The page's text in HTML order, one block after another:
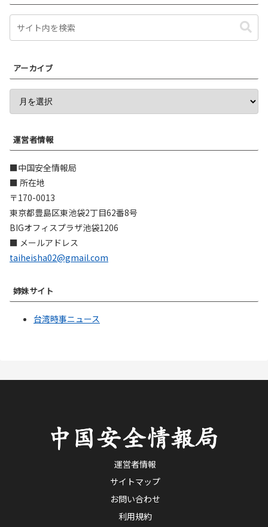
アーカイブ
運営者情報
■中国安全情報局
■ 所在地
〒170-0013
東京都豊島区東池袋2丁目62番8号
BIGオフィスプラザ池袋1206
■ メールアドレス
taiheisha02@gmail.com
姉妹サイト
台湾時事ニュース
運営者情報
サイトマップ
お問い合わせ
利用規約